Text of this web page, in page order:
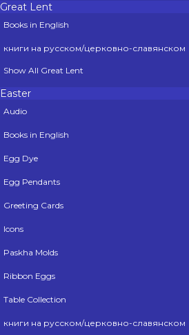
Great Lent
Books in English
книги на русском/церковно-славянском
Show All Great Lent
Easter
Audio
Books in English
Egg Dye
Egg Pendants
Greeting Cards
Icons
Paskha Molds
Ribbon Eggs
Table Collection
книги на русском/церковно-славянском